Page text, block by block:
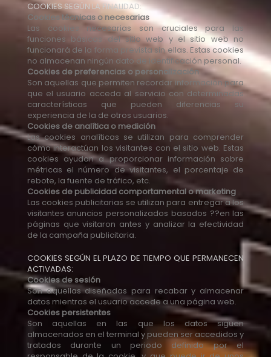
COOKIES SEGÚN LA FINALIDAD:
Cookies técnicas o necesarias
Las cookies necesarias son cruciales para las
funciones básicas del sitio web y el sitio web no
funcionará de la forma prevista sin ellas. Estas cookies
no almacenan ningún dato de identificación personal.
Cookies de preferencias o personalización
Son aquellas que permiten recordar información para
que el usuario acceda al servicio con determinadas
características que pueden diferencias su
experiencia de la de otros usuarios.
Cookies de analítica o medición
Las cookies analíticas se utilizan para comprender
cómo interactúan los visitantes con el sitio web. Estas
cookies ayudan a proporcionar información sobre
métricas el número de visitantes, el porcentaje de
rebote, la fuente de tráfico, etc.
Cookies de publicidad comportamental o marketing
Las cookies publicitarias se utilizan para entregar a los
visitantes anuncios personalizados basados ??en las
páginas que visitaron antes y analizar la efectividad
de la campaña publicitaria.
COOKIES SEGÚN EL PLAZO DE TIEMPO QUE PERMANECEN
ACTIVADAS:
Cookies de sesión
Son aquellas diseñadas para recabar y almacenar
datos mientras el usuario accede a una página web.
Cookies persistentes
Son aquellas en las que los datos siguen
almacenados en el terminal y pueden ser accedidos y
tratados durante un periodo definido por el